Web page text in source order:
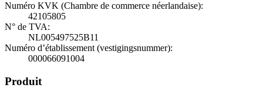
Numéro KVK (Chambre de commerce néerlandaise):
42105805
N° de TVA:
NL005497525B11
Numéro d’établissement (vestigingsnummer):
000066091004
Produit